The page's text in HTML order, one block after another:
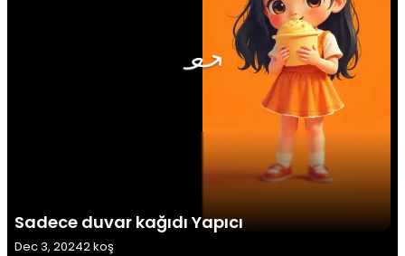
Sadece duvar kağıdı Yapıcı
Dec 3, 20242 koş